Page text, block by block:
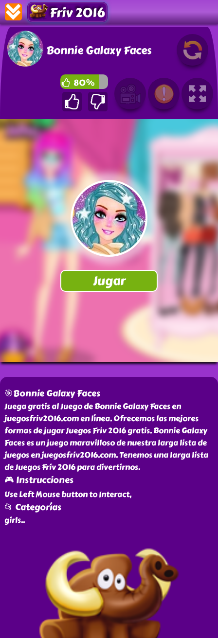
Friv 2016
Bonnie Galaxy Faces
80%
🎯Bonnie Galaxy Faces
Juega gratis al Juego de Bonnie Galaxy Faces en
juegosfriv2016.com en línea. Ofrecemos las mejores
formas de jugar Juegos Friv 2016 gratis. Bonnie Galaxy
Faces es un juego maravilloso de nuestra larga lista de
juegos en juegosfriv2016.com. Tenemos una larga lista
de Juegos Friv 2016 para divertirnos.
🎮 Instrucciones
Use Left Mouse button to Interact,
📂 Categorías
girls..